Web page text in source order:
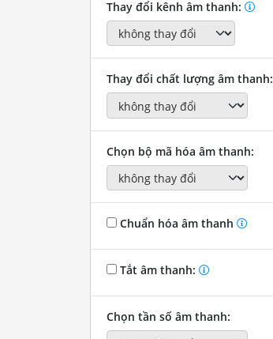
Thay đổi kênh âm thanh:
Thay đổi chất lượng âm thanh:
Chọn bộ mã hóa âm thanh:
Chuẩn hóa âm thanh
Tắt âm thanh:
Chọn tần số âm thanh: